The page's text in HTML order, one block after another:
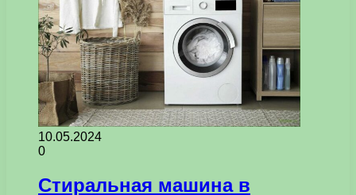
10.05.2024
0
Стиральная машина в